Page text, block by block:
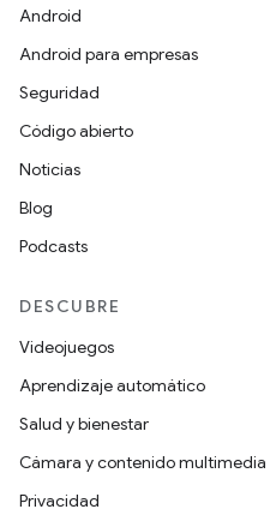
Android
Android para empresas
Seguridad
Código abierto
Noticias
Blog
Podcasts
DESCUBRE
Videojuegos
Aprendizaje automático
Salud y bienestar
Cámara y contenido multimedia
Privacidad